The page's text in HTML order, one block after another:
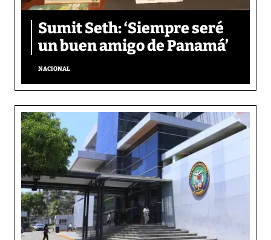
Sumit Seth: ‘Siempre seré
un buen amigo de Panamá’
NACIONAL